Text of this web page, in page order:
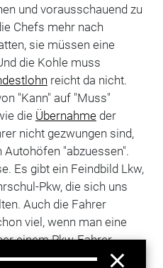
und vorausschauend zu
Chefs mehr nach
sie müssen eine
die Kohle muss
reicht da nicht.
"Kann" auf "Muss"
die Übernahmeder
nicht gezwungen sind,
Autohöfen "abzuessen".
Es gibt ein Feindbild Lkw,
Pkw, die sich uns
Auch die Fahrer
viel, wenn man eine
einem Pkw-Fahrer
denkt: Ich bin der